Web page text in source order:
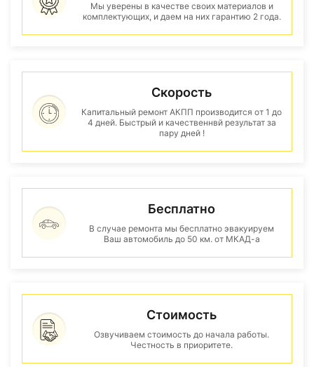
Мы уверены в качестве своих материалов и
комплектующих, и даем на них гарантию 2 года.
Скорость
Капитальный ремонт АКПП производится от 1 до
4 дней. Быстрый и качественнвй результат за
пару дней !
Бесплатно
В случае ремонта мы бесплатно эвакуируем
Ваш автомобиль до 50 км. от МКАД-а
Стоимость
Озвучиваем стоимость до начала работы.
Честность в приоритете.